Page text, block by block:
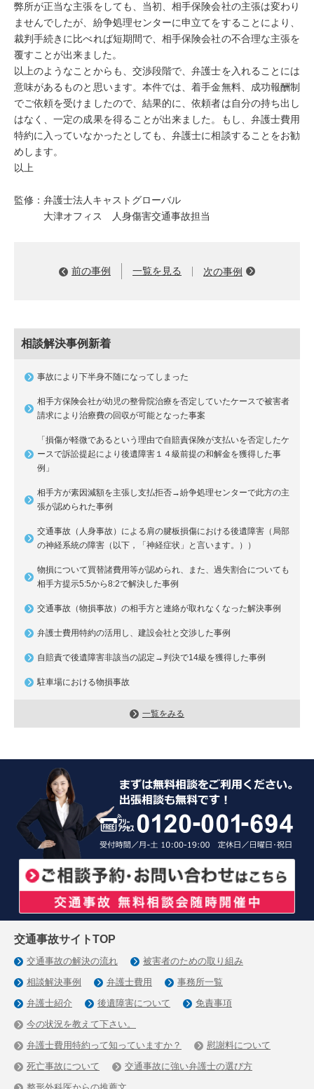
弊所が正当な主張をしても、当初、相手保険会社の主張は変わり
ませんでしたが、紛争処理センターに申立てをすることにより、
裁判手続きに比べれば短期間で、相手保険会社の不合理な主張を
覆すことが出来ました。
以上のようなことからも、交渉段階で、弁護士を入れることには
意味があるものと思います。本件では、着手金無料、成功報酬制
でご依頼を受けましたので、結果的に、依頼者は自分の持ち出し
はなく、一定の成果を得ることが出来ました。もし、弁護士費用
特約に入っていなかったとしても、弁護士に相談することをお勧
めします。
以上
監修：弁護士法人キャストグローバル
大津オフィス 人身傷害交通事故担当
前の事例 一覧を見る 次の事例
相談解決事例新着
事故により下半身不随になってしまった
相手方保険会社が幼児の整骨院治療を否定していたケースで被害者
請求により治療費の回収が可能となった事案
「損傷が軽微であるという理由で自賠責保険が支払いを否定したケ
ースで訴訟提起により後遺障害１４級前提の和解金を獲得した事
例」
相手方が素因減額を主張し支払拒否→紛争処理センターで此方の主
張が認められた事例
交通事故（人身事故）による肩の腱板損傷における後遺障害（局部
の神経系統の障害（以下，「神経症状」と言います。））
物損について買替諸費用等が認められ、また、過失割合についても
相手方提示5:5から8:2で解決した事例
交通事故（物損事故）の相手方と連絡が取れなくなった解決事例
弁護士費用特約の活用し、建設会社と交渉した事例
自賠責で後遺障害非該当の認定→判決で14級を獲得した事例
駐車場における物損事故
一覧をみる
交通事故サイトTOP
交通事故の解決の流れ
被害者のための取り組み
相談解決事例
弁護士費用
事務所一覧
弁護士紹介
後遺障害について
免責事項
今の状況を教えて下さい。
弁護士費用特約って知っていますか？
慰謝料について
死亡事故について
交通事故に強い弁護士の選び方